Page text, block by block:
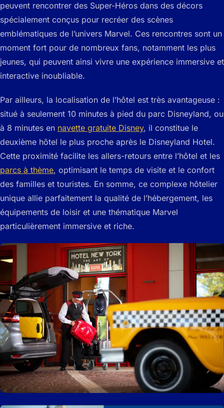
peuvent rencontrer des Super-Héros dans des décors
spécialement conçus pour recréer des scènes
emblématiques de l’univers Marvel. Ces rencontres sont un
moment fort pour de nombreux fans, notamment les plus
jeunes, qui peuvent ainsi vivre une expérience immersive et
interactive inoubliable.
Par ailleurs, la localisation de l’hôtel est très avantageuse :
situé à seulement 10 minutes à pied du parc Disneyland, ou
à 8 minutes en navette gratuite Disney, il constitue le
deuxième hôtel le plus proche après le Disneyland Hotel.
Cette proximité facilite les allers-retours entre l’hôtel et les
parcs à thème, optimisant le temps de visite et le confort
des familles et touristes. En somme, ce complexe hôtelier
unique allie parfaitement la qualité de l’hébergement, les
équipements de loisir et une thématique Marvel
particulièrement immersive et riche.